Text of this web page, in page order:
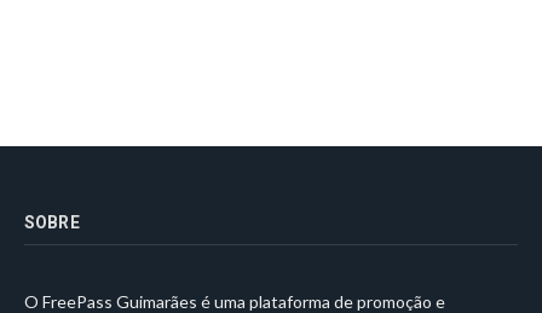
SOBRE
O FreePass Guimarães é uma plataforma de promoção e